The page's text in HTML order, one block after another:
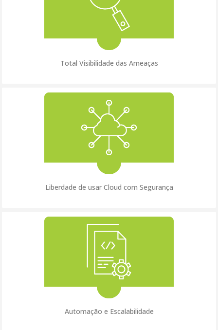
Total Visibilidade das Ameaças
Liberdade de usar Cloud com Segurança
Automação e Escalabilidade